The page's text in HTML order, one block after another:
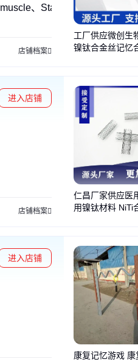
、StarSpring、星河泉
能锁 店铺档案
工厂供应微创生
镍钛合金丝记忆
进入店铺
钛定型店铺档案
仁昌厂家供应医
用镍钛材料 NiTi
进入店铺
康复记忆游戏 康